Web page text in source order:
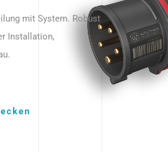
hier.
mit System. Robust
Installation,
IP-geschützt und